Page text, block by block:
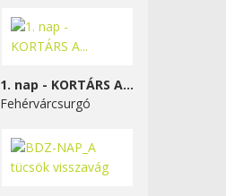
1. nap - KORTÁRS A...
Fehérvárcsurgó